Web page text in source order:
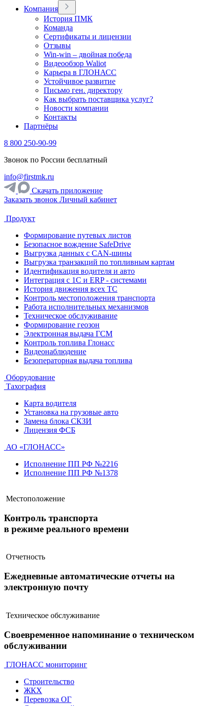
Компания
История ПМК
Команда
Сертификаты и лицензии
Отзывы
Win-win – двойная победа
Видеообзор Waliot
Карьера в ГЛОНАСС
Устойчивое развитие
Письмо ген. директору
Как выбрать поставщика услуг?
Новости компании
Контакты
Партнёры
8 800 250-90-99
Звонок по России бесплатный
info@firstmk.ru
Скачать приложение
Заказать звонок Личный кабинет
Продукт
Формирование путевых листов
Безопасное вождение SafeDrive
Выгрузка данных с CAN-шины
Выгрузка транзакций по топливным картам
Идентификация водителя и авто
Интеграция с 1С и ERP - системами
История движения всех ТС
Контроль местоположения транспорта
Работа исполнительных механизмов
Техническое обслуживание
Формирование геозон
Электронная выдача ГСМ
Контроль топлива Глонасс
Видеонаблюдение
Безоператорная выдача топлива
Оборудование
Тахография
Карта водителя
Установка на грузовые авто
Замена блока СКЗИ
Лицензия ФСБ
АО «ГЛОНАСС»
Исполнение ПП РФ №2216
Исполнение ПП РФ №1378
Местоположение
Контроль транспорта
в режиме реального времени
Отчетность
Ежедневные автоматические отчеты на
электронную почту
Техническое обслуживание
Своевременное напоминание о техническом
обслуживании
ГЛОНАСС мониторинг
Строительство
ЖКХ
Перевозка ОГ